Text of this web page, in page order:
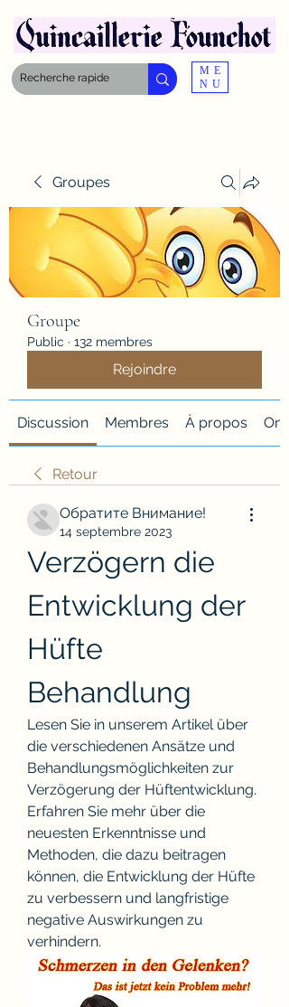
ME
NU
Groupes
Groupe
Public · 132 membres
Rejoindre
Discussion Membres À propos
Retour
Обратите Внимание!
14 septembre 2023
Verzögern die
Entwicklung der
Hüfte
Behandlung
Lesen Sie in unserem Artikel über
die verschiedenen Ansätze und
Behandlungsmöglichkeiten zur
Verzögerung der Hüftentwicklung.
Erfahren Sie mehr über die
neuesten Erkenntnisse und
Methoden, die dazu beitragen
können, die Entwicklung der Hüfte
zu verbessern und langfristige
negative Auswirkungen zu
verhindern.